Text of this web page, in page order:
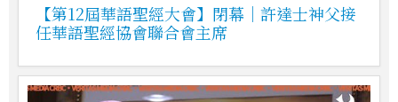
【第12屆華語聖經大會】閉幕｜許達士神父接
任華語聖經協會聯合會主席